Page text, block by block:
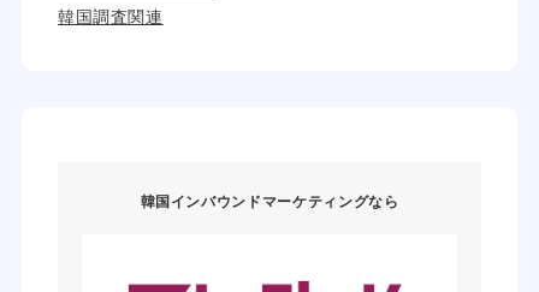
韓国調査関連
韓国インバウンドマーケティングなら